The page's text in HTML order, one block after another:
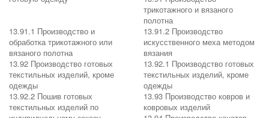
трикотажного и вязаного
полотна
13.91.1 Производство и
обработка трикотажного или
вязаного полотна
13.91.2 Производство
искусственного меха методом
вязания
13.92 Производство готовых
текстильных изделий, кроме
одежды
13.92.1 Производство готовых
текстильных изделий, кроме
одежды
13.92.2 Пошив готовых
текстильных изделий по
13.93 Производство ковров и
ковровых изделий